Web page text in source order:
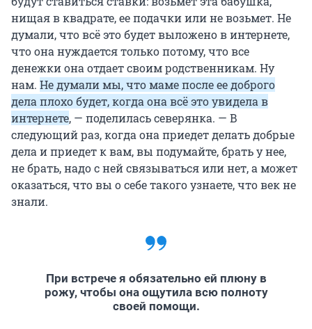
нищая в квадрате, ее подачки или не возьмет. Не
думали, что всё это будет выложено в интернете,
что она нуждается только потому, что все
денежки она отдает своим родственникам. Ну
нам. Не думали мы, что маме после ее доброго
дела плохо будет, когда она всё это увидела в
интернете, — поделилась северянка. — В
следующий раз, когда она приедет делать добрые
дела и приедет к вам, вы подумайте, брать у нее,
не брать, надо с ней связываться или нет, а может
оказаться, что вы о себе такого узнаете, что век не
знали.
При встрече я обязательно ей плюну в
рожу, чтобы она ощутила всю полноту
своей помощи.